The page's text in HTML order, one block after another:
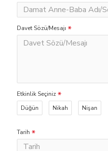
Davet Sözü/Mesajı
Etkinlik Seçiniz
Düğün
Nikah Nişan
Tarih